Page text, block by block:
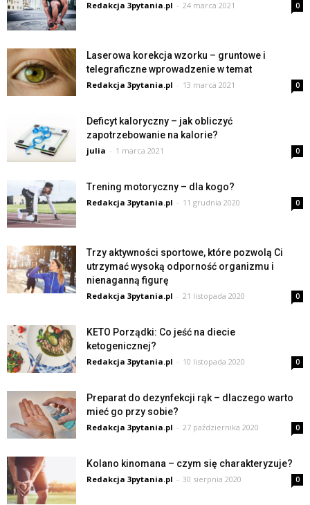
Redakcja 3pytania.pl - 24 marca 2021 0
Laserowa korekcja wzorku – gruntowe i
telegraficzne wprowadzenie w temat
Redakcja 3pytania.pl - 13 marca 2021 0
Deficyt kaloryczny – jak obliczyć
zapotrzebowanie na kalorie?
julia - 1 marca 2021 0
Trening motoryczny – dla kogo?
Redakcja 3pytania.pl - 11 grudnia 2020 0
Trzy aktywności sportowe, które pozwolą Ci
utrzymać wysoką odporność organizmu i
nienaganną figurę
Redakcja 3pytania.pl - 21 listopada 2020 0
KETO Porządki: Co jeść na diecie
ketogenicznej?
Redakcja 3pytania.pl - 10 listopada 2020 0
Preparat do dezynfekcji rąk – dlaczego warto
mieć go przy sobie?
Redakcja 3pytania.pl - 27 października 2020 0
Kolano kinomana – czym się charakteryzuje?
Redakcja 3pytania.pl - 30 sierpnia 2020 0